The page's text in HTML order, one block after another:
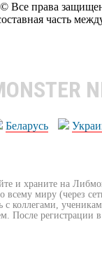
© Все права
часть
Беларусь
и храните на
всему миру (через
с коллегами,
После регистрации